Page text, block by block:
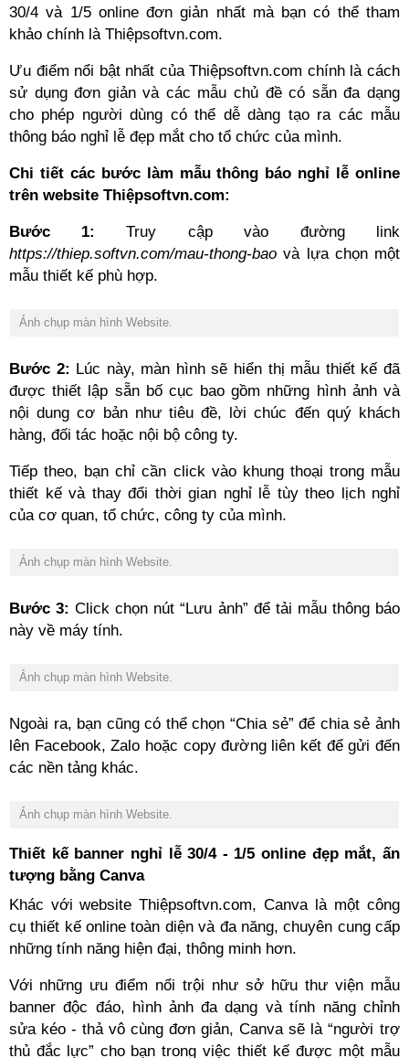
30/4 và 1/5 online đơn giản nhất mà bạn có thể tham
khảo chính là Thiệpsoftvn.com.
Ưu điểm nổi bật nhất của Thiệpsoftvn.com chính là cách
sử dụng đơn giản và các mẫu chủ đề có sẵn đa dạng
cho phép người dùng có thể dễ dàng tạo ra các mẫu
thông báo nghỉ lễ đẹp mắt cho tổ chức của mình.
Chi tiết các bước làm mẫu thông báo nghỉ lễ online
trên website Thiệpsoftvn.com:
Bước 1: Truy cập vào đường link
https://thiep.softvn.com/mau-thong-bao và lựa chọn một
mẫu thiết kế phù hợp.
Ảnh chụp màn hình Website.
Bước 2: Lúc này, màn hình sẽ hiển thị mẫu thiết kế đã
được thiết lập sẵn bố cục bao gồm những hình ảnh và
nội dung cơ bản như tiêu đề, lời chúc đến quý khách
hàng, đối tác hoặc nội bộ công ty.
Tiếp theo, bạn chỉ cần click vào khung thoại trong mẫu
thiết kế và thay đổi thời gian nghỉ lễ tùy theo lịch nghỉ
của cơ quan, tổ chức, công ty của mình.
Ảnh chụp màn hình Website.
Bước 3: Click chọn nút “Lưu ảnh” để tải mẫu thông báo
này về máy tính.
Ảnh chụp màn hình Website.
Ngoài ra, bạn cũng có thể chọn “Chia sẻ” để chia sẻ ảnh
lên Facebook, Zalo hoặc copy đường liên kết để gửi đến
các nền tảng khác.
Ảnh chụp màn hình Website.
Thiết kế banner nghỉ lễ 30/4 - 1/5 online đẹp mắt, ấn
tượng bằng Canva
Khác với website Thiệpsoftvn.com, Canva là một công
cụ thiết kế online toàn diện và đa năng, chuyên cung cấp
những tính năng hiện đại, thông minh hơn.
Với những ưu điểm nổi trội như sở hữu thư viện mẫu
banner độc đáo, hình ảnh đa dạng và tính năng chỉnh
sửakéo - thảvô cùng đơn giản, Canva sẽ là “người trợ
thủ đắc lực” cho bạn trong việc thiết kế được một mẫu